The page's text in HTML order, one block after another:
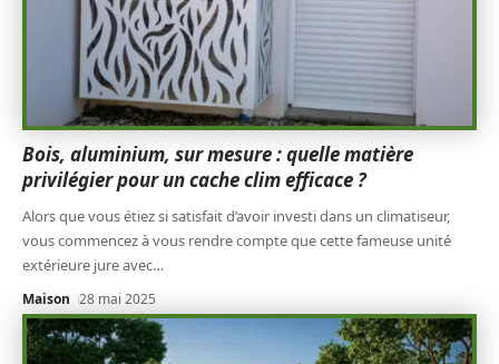
Bois, aluminium, sur mesure : quelle matière
privilégier pour un cache clim efficace ?
Alors que vous étiez si satisfait d’avoir investi dans un climatiseur,
vous commencez à vous rendre compte que cette fameuse unité
extérieure jure avec…
Maison 28 mai 2025